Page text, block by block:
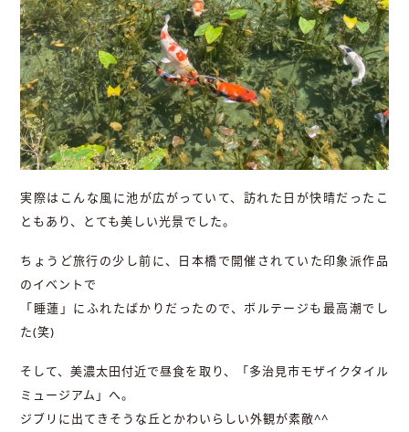
実際はこんな風に池が広がっていて、訪れた日が快晴だったこ
ともあり、とても美しい光景でした。
ちょうど旅行の少し前に、日本橋で開催されていた印象派作品
のイベントで
「睡蓮」にふれたばかりだったので、ボルテージも最高潮でし
た(笑)
そして、美濃太田付近で昼食を取り、「多治見市モザイクタイル
ミュージアム」へ。
ジブリに出てきそうな丘とかわいらしい外観が素敵^^